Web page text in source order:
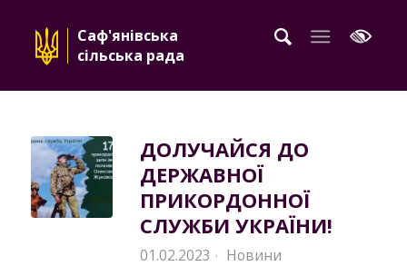
Саф'янівська
сільська рада
ДОЛУЧАЙСЯ ДО
ДЕРЖАВНОЇ
ПРИКОРДОННОЇ
СЛУЖБИ УКРАЇНИ!
01.02.2023 · Новини